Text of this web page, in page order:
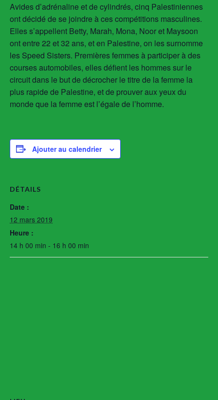
Avides d’adrénaline et de cylindrés, cinq Palestiniennes
ont décidé de se joindre à ces compétitions masculines.
Elles s’appellent Betty, Marah, Mona, Noor et Maysoon
ont entre 22 et 32 ans, et en Palestine, on les surnomme
les Speed Sisters. Premières femmes à participer à des
courses automobiles, elles défient les hommes sur le
circuit dans le but de décrocher le titre de la femme la
plus rapide de Palestine, et de prouver aux yeux du
monde que la femme est l’égale de l’homme.
Ajouter au calendrier
DÉTAILS
Date :
12 mars 2019
Heure :
14 h 00 min - 16 h 00 min